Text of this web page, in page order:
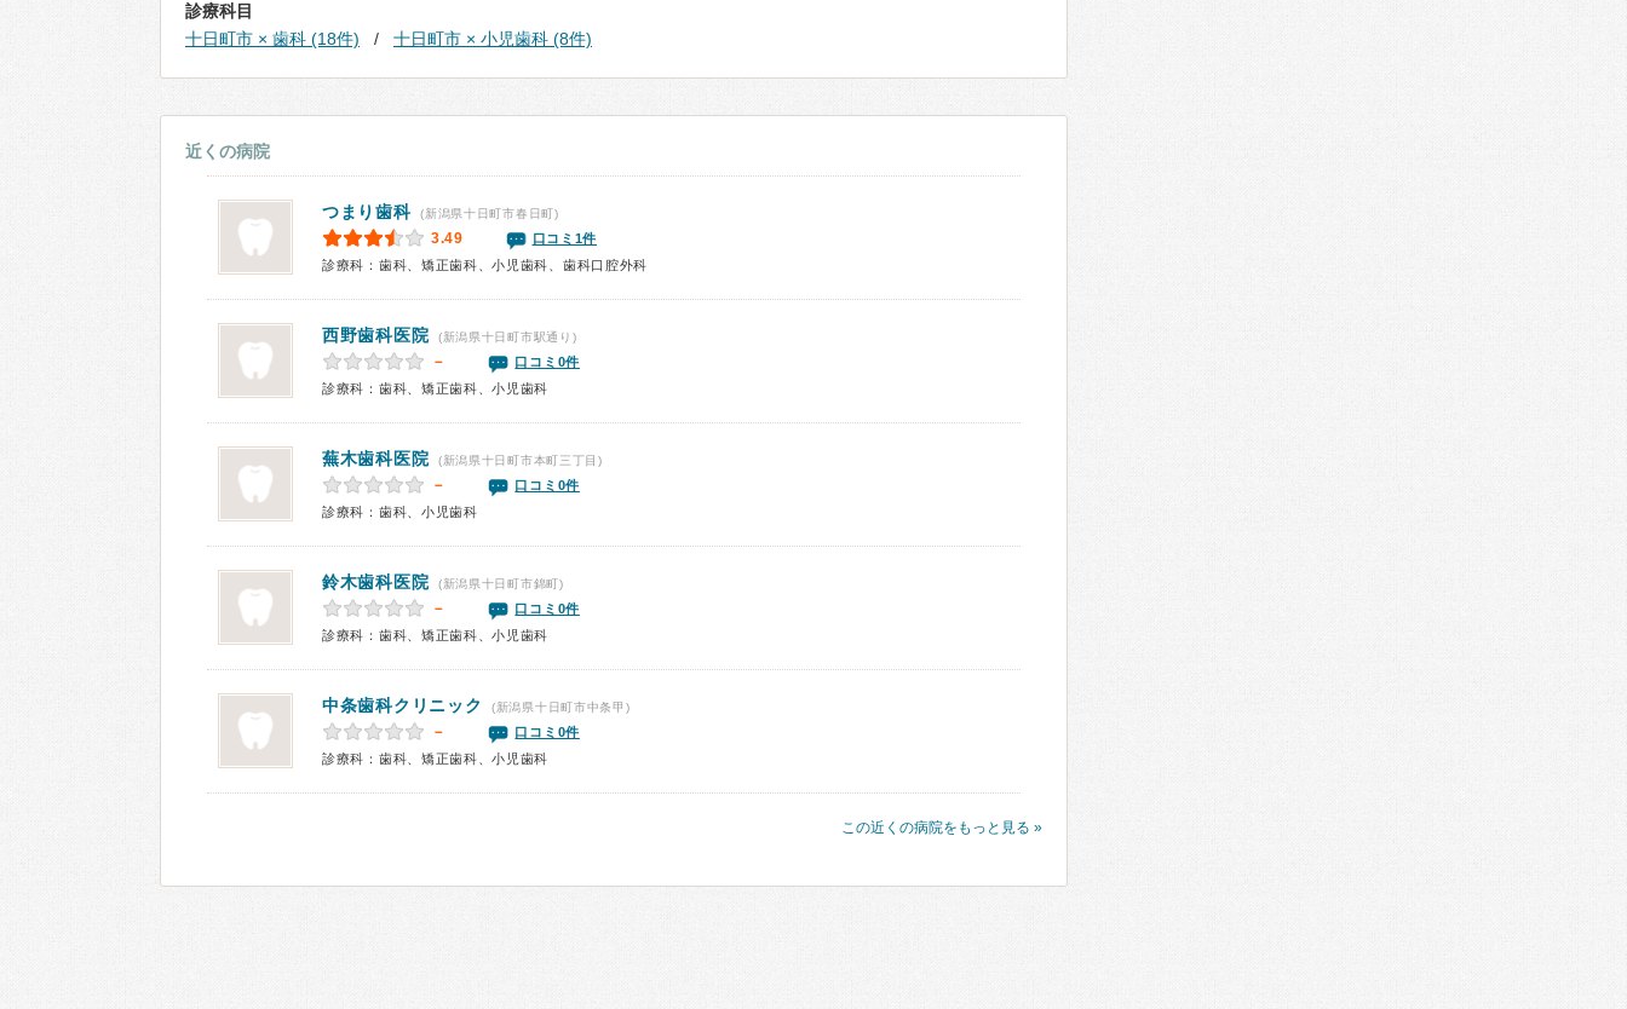
診療科目
十日町市 × 歯科 (18件)
十日町市 × 小児歯科 (8件)
近くの病院
つまり歯科 (新潟県十日町市春日町)
3.49
口コミ1件
診療科：歯科、矯正歯科、小児歯科、歯科口腔外科
西野歯科医院 (新潟県十日町市駅通り)
－
口コミ0件
診療科：歯科、矯正歯科、小児歯科
蕪木歯科医院 (新潟県十日町市本町三丁目)
－
口コミ0件
診療科：歯科、小児歯科
鈴木歯科医院 (新潟県十日町市錦町)
－
口コミ0件
診療科：歯科、矯正歯科、小児歯科
中条歯科クリニック (新潟県十日町市中条甲)
－
口コミ0件
診療科：歯科、矯正歯科、小児歯科
この近くの病院をもっと見る »